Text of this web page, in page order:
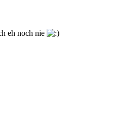
eh noch nie